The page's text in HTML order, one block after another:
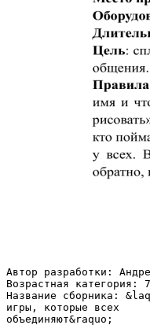
Автор разработки:
Возрастная категория:
Название сборника:
игры, которые всех
объединяют&raquo;